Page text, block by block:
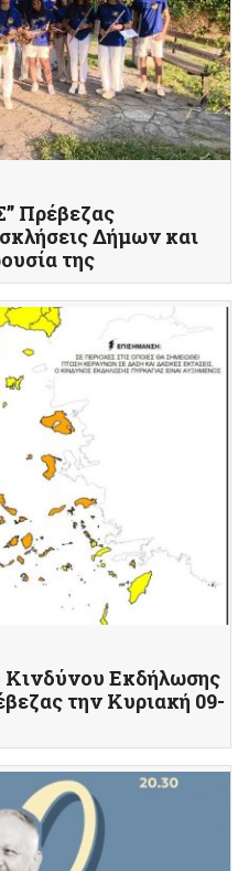
Πρέβεζας
Δήμων και
της
Εκδήλωσης
την Κυριακή 09-